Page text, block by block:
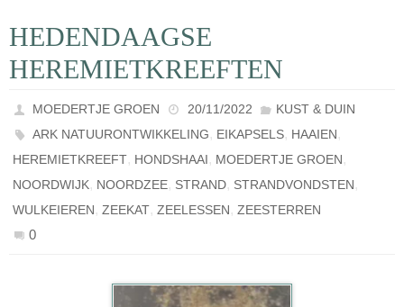
HEDENDAAGSE
HEREMIETKREEFTEN
MOEDERTJE GROEN 20/11/2022
KUST & DUIN
ARK NATUURONTWIKKELING, EIKAPSELS, HAAIEN,
HEREMIETKREEFT, HONDSHAAI, MOEDERTJE GROEN,
NOORDWIJK, NOORDZEE, STRAND, STRANDVONDSTEN,
WULKEIEREN, ZEEKAT, ZEELESSEN, ZEESTERREN
0